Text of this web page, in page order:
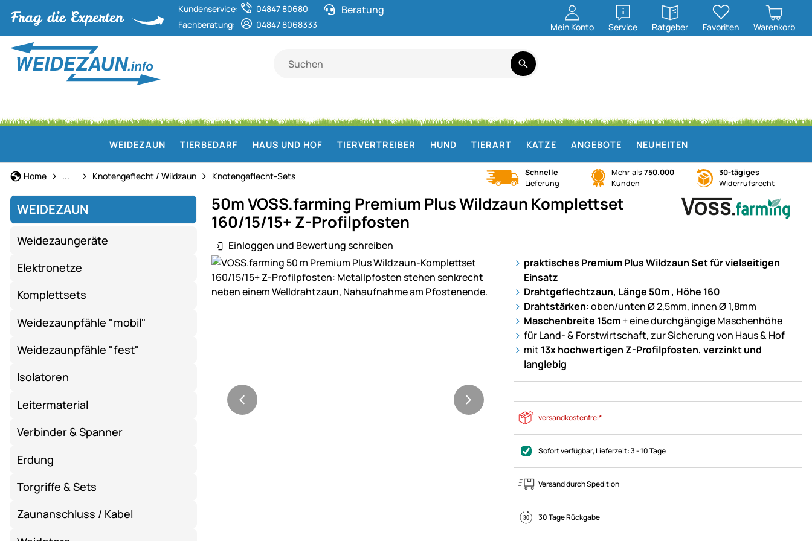
Kundenservice:
04847 80680
Fachberatung:
04847 8068333
Beratung
Mein Konto Service
öffnen
Ratgeber
öffnen
Favoriten Warenkorb
WEIDEZAUN TIERBEDARF HAUS UND HOF TIERVERTREIBER HUND TIERART KATZE ANGEBOTE NEUHEITEN
Home Weidezaun
... Knotengeflecht / Wildzaun Knotengeflecht-Sets
Schnelle
Lieferung
Mehr als 750.000
Kunden
30-tägiges
Widerrufsrecht
WEIDEZAUN
Weidezaungeräte
Elektronetze
Komplettsets
Weidezaunpfähle "mobil"
Weidezaunpfähle "fest"
Isolatoren
Leitermaterial
Verbinder & Spanner
Erdung
Torgriffe & Sets
Zaunanschluss / Kabel
50m VOSS.farming Premium Plus Wildzaun Komplettset
160/15/15+ Z-Profilpfosten
Einloggen und Bewertung schreiben
Produktgalerie
praktisches Premium Plus Wildzaun Set für vielseitigen
Einsatz
Drahtgeflechtzaun, Länge 50m , Höhe 160
Drahtstärken:oben/unten Ø 2,5mm, innen Ø 1,8mm
Maschenbreite 15cm+ eine durchgängige Maschenhöhe
für Land- & Forstwirtschaft, zur Sicherung von Haus & Hof
mit 13x hochwertigen Z-Profilpfosten, verzinkt und
langlebig
versandkostenfrei*
Sofort verfügbar, Lieferzeit:3 - 10 Tage
Versand durch Spedition
30 Tage Rückgabe